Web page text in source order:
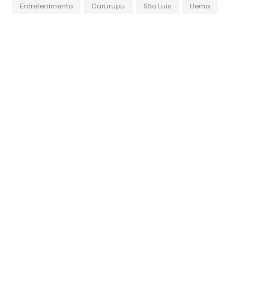
Entretenimento
Cururupu São Luis Uema